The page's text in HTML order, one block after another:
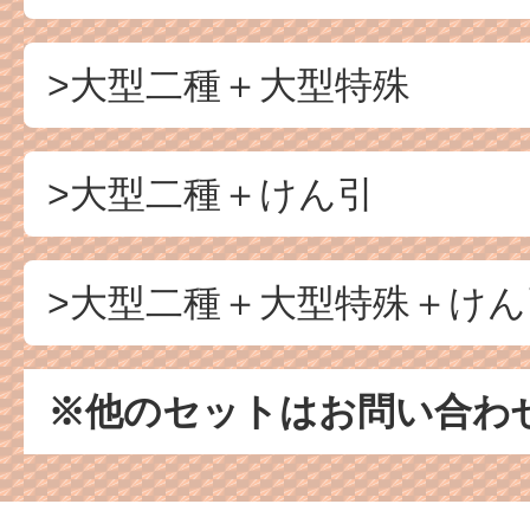
>大型二種＋大型特殊
>大型二種＋けん引
>大型二種＋大型特殊＋け
※他のセットはお問い合わ